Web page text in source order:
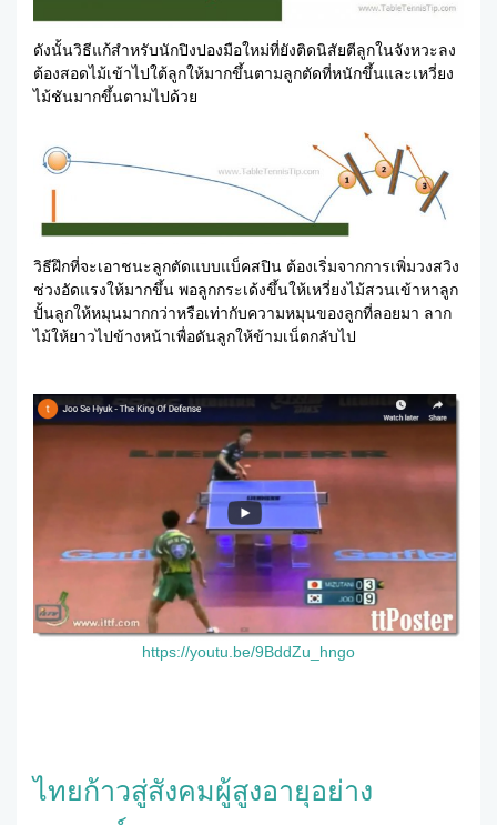
ดังนั้นวิธีแก้สำหรับนักปิงปองมือใหม่ที่ยังติดนิสัยตีลูกในจังหวะลง
ต้องสอดไม้เข้าไปใต้ลูกให้มากขึ้นตามลูกตัดที่หนักขึ้นและเหวี่ยง
ไม้ชันมากขึ้นตามไปด้วย
วิธีฝึกที่จะเอาชนะลูกตัดแบบแบ็คสปิน ต้องเริ่มจากการเพิ่มวงสวิง
ช่วงอัดแรงให้มากขึ้น พอลูกกระเด้งขึ้นให้เหวี่ยงไม้สวนเข้าหาลูก
ปั้นลูกให้หมุนมากกว่าหรือเท่ากับความหมุนของลูกที่ลอยมา ลาก
ไม้ให้ยาวไปข้างหน้าเพื่อดันลูกให้ข้ามเน็ตกลับไป
https://youtu.be/9BddZu_hngo
ไทยก้าวสู่สังคมผู้สูงอายุอย่าง